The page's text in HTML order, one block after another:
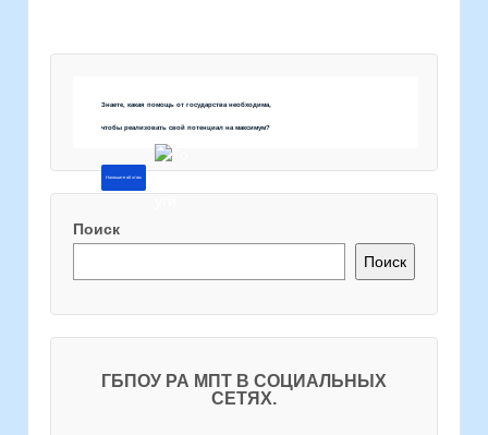
Знаете, какая помощь от государства необходима,
чтобы реализовать свой потенциал на максимум?
Напишите об этом
Поиск
Поиск
ГБПОУ РА МПТ В СОЦИАЛЬНЫХ
СЕТЯХ.